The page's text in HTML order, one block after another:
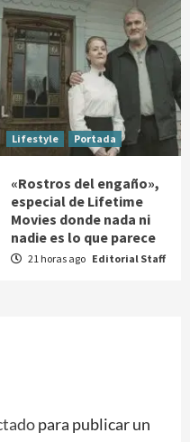
Lifestyle Portada
«Rostros del engaño»,
especial de Lifetime
Movies donde nada ni
nadie es lo que parece
21 horas ago Editorial Staff
para publicar un